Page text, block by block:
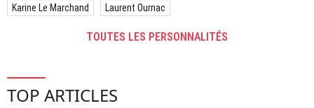
Karine Le Marchand Laurent Ournac
TOUTES LES PERSONNALITÉS
TOP ARTICLES